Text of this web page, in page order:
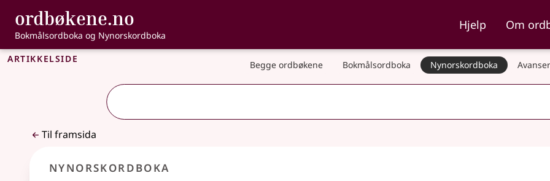
Gå til hovudinnhald
Tilgjenge
ordbøkene.no , Bokmålsordboka og Nynorskordboka
Bokmålsordboka og Nynorskordboka
Hjelp Om
Artikkelside Begge ordbøkene Bokmålsordboka Nynorskordboka
Til framsida
Nynorskordboka